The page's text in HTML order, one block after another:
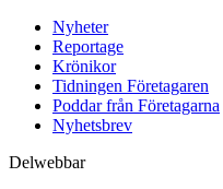
Nyheter
Reportage
Krönikor
Tidningen Företagaren
Poddar från Företagarna
Nyhetsbrev
Delwebbar